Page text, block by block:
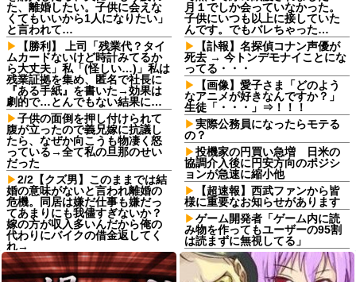
た、離婚したい。子供に会えな
くてもいいから1人になりたい」
と言われて…
【勝利】 上司「残業代？タイ
ムカードないけど時計みてるか
ら大丈夫」私「(怪しい…)」私は
残業証拠を集め、匿名で社長に
『ある手紙』を書いた→効果は
劇的で…とんでもない結果に…
子供の面倒を押し付けられて
腹が立ったので義兄嫁に抗議し
たら、なぜか向こうも物凄く怒
っている→全て私の旦那のせい
だった
2/2【クズ男】このままでは結
婚の意味がないと言われ離婚の
危機。同居は嫌だ仕事も嫌だっ
てあまりにも我儘すぎないか？
嫁の方が収入多いんだから俺の
代わりにバイクの借金返してく
れ→
彼女と紫陽花見に行ったらス
ニーカーを履いてきてた。普通
月１でしか会っていなかった。
子供にいつも以上に接していた
んです。でもバレちゃった…
【訃報】名探偵コナン声優が
死去 → 今トンデモナイことにな
ってる・・・
【画像】愛子さま「どのよう
なアニメが好きなんですか？」
生徒「・・・」⇒！！！
実際公務員になったらモテる
の？
投機家の円買い急増 日米の
協調介入後に円安方向のポジシ
ョンが急速に縮小他
【超速報】西武ファンから皆
様に重要なお知らせがあります
ゲーム開発者「ゲーム内に読
み物を作ってもユーザーの95割
は読まずに無視してる」
彼氏の家に遊びに行ったら彼
母が大皿から唐揚げを素手でつ